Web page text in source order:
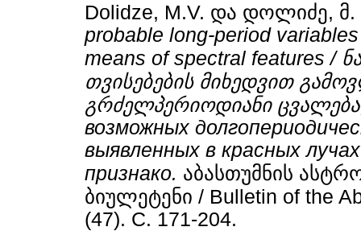
Dolidze, M.V. და დოლიძე, მ.
probable long-period
means of spectral features /
თვისებების მიხედვით
გრძელპერიოდიანი
возможных
выявленных в красных
признако. აბასთუმნის
ბიულეტენი / Bulletin of the
(47). С. 171-204.